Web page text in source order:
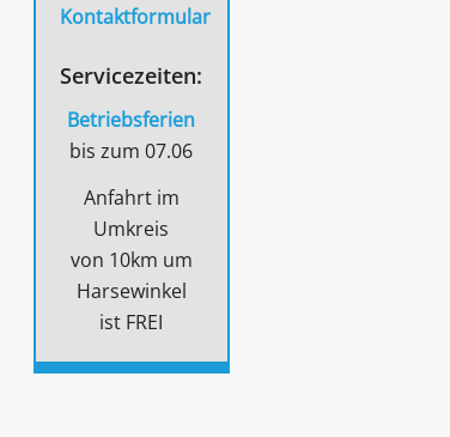
Kontaktformular
Servicezeiten:
Betriebsferien
bis zum 07.06
Anfahrt im
Umkreis
von 10km um
Harsewinkel
ist FREI